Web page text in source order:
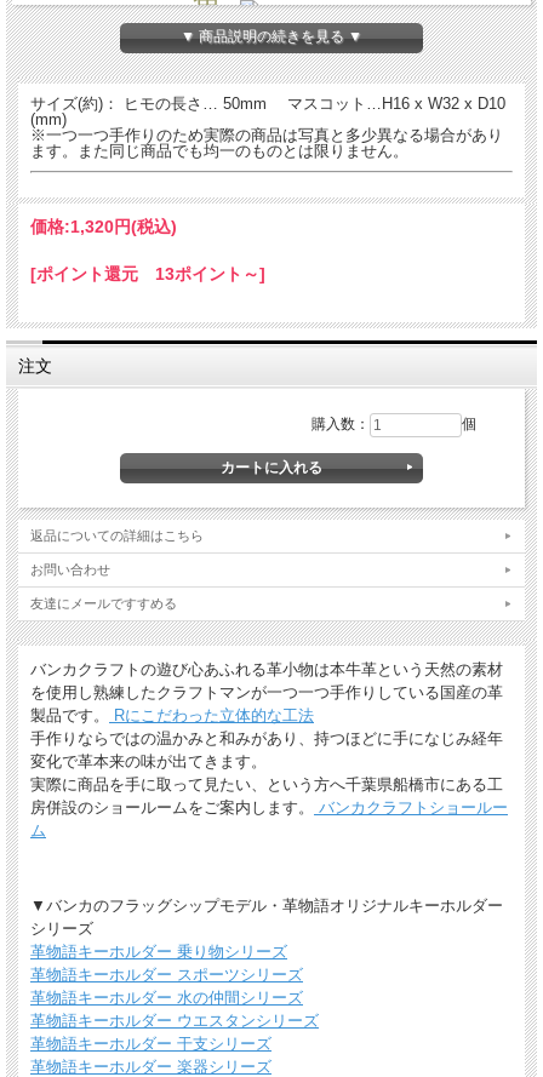
名入れについて
全商品無料で焼きペンで名入れいたします。
（注意！）
・漢字不可、ひらがな・カタカナ・英数字で6文字まで
・ご注文後の名入れの追加・変更、また返品は不可
＊ 詳しくはこちらから
手描きで革を焦がしながら名入れをするため文字は均一なものにならず、焦げた部
全商品無料で簡易ラッピングの上お送りしております。
大切な贈り物の場合は革のチャームやリボンが付いた有料のラッピングも承ってお
ります。
※ 写真は一例です。ラッピング材等は予告なく変更となる場合があります。
＊ 詳しくはこちらから
*有料ラッピング（M)
キーホルダーなど小さい品物はギフト袋にお入れして本革製のチャームをお付けし
ます。
*無料簡易ラッピング
通常のご購入でも、簡易ラッピング（透明の袋の上に金色のギフトシール付き）い
▼ 商品説明の続きを見る ▼
サイズ(約)： ヒモの長さ… 50mm マスコット…H16 x W32 x D10
(mm)
※一つ一つ手作りのため実際の商品は写真と多少異なる場合があり
ます。また同じ商品でも均一のものとは限りません。
価格:1,320円(税込)
[ポイント還元 13ポイント～]
注文
購入数： 個
返品についての詳細はこちら
お問い合わせ
友達にメールですすめる
バンカクラフトの遊び心あふれる革小物は本牛革という天然の素材
を使用し熟練したクラフトマンが一つ一つ手作りしている国産の革
製品です。
Rにこだわった立体的な工法
手作りならではの温かみと和みがあり、持つほどに手になじみ経年
変化で革本来の味が出てきます。
実際に商品を手に取って見たい、という方へ千葉県船橋市にある工
房併設のショールームをご案内します。
バンカクラフトショールー
ム
▼バンカのフラッグシップモデル・革物語オリジナルキーホルダー
シリーズ
革物語キーホルダー 乗り物シリーズ
革物語キーホルダー スポーツシリーズ
革物語キーホルダー 水の仲間シリーズ
革物語キーホルダー ウエスタンシリーズ
革物語キーホルダー 干支シリーズ
革物語キーホルダー 楽器シリーズ